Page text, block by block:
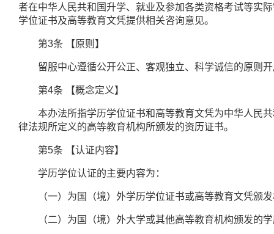
者在中华人民共和国升学、就业及参加各类资格考试等实
学位证书及高等教育文凭提供相关咨询意见。
第3条 【原则】
留服中心遵循公开公正、客观独立、科学诚信的原则开
第4条 【概念定义】
本办法所指学历学位证书和高等教育文凭为中华人民共
律法规所定义的高等教育机构所颁发的资历证书。
第5条 【认证内容】
学历学位认证的主要内容为：
（一）为国（境）外学历学位证书或高等教育文凭颁发
（二）为国（境）外大学或其他高等教育机构颁发的学